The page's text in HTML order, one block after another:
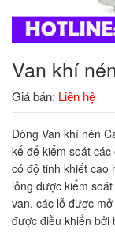
Van khí
Giá bán: Liên hệ
Dòng Van khí nén
kế để kiểm soát
có độ tinh khiết cao
lỏng được kiểm
van, các lỗ được
được điều khiển bởi